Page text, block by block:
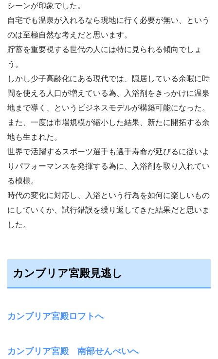
シーンが印象でした。
自宅でも温泉が入れるなら現地に行く必要が無い、という
のは至極自然な考えだと思います。
貯蓄を重要視する世代の人には特に見られる傾向でしょ
う。
しかし少子高齢化にある現代では、隠居している余暇に時
間を使える人口が増えている為、入浴剤をきっかけに温泉
地まで導く、というビジネスモデルが構築可能になった。
また、一度は市場規模が縮小した結果、新たに開拓する余
地も生まれた。
世界で活躍するスポーツ選手も選手寿命が延びるに従いよ
りパフォーマンスを発揮する為に、入浴剤を取り入れてい
る模様。
時代の変化に対応し、入浴という行為を如何に楽しいもの
にしていくか、試行錯誤を繰り返してきた結果だと思いま
した。
カンブリア宮殿見逃し
カンブリア宮殿ロフトへ
カンブリア宮殿 南部せんべいへ